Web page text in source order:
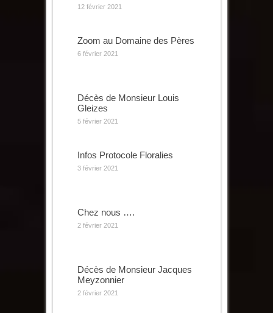
12 février 2021
Zoom au Domaine des Pères
6 février 2021
Décès de Monsieur Louis
Gleizes
5 février 2021
Infos Protocole Floralies
3 février 2021
Chez nous ….
2 février 2021
Décès de Monsieur Jacques
Meyzonnier
2 février 2021